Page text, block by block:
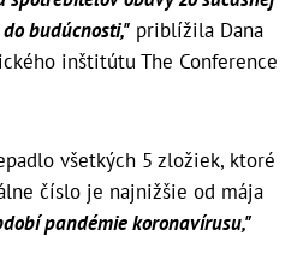
budúcnosti," priblížila Dana
inštitútu The Conference
všetkých 5 zložiek, ktoré
číslo je najnižšie od mája
pandémie koronavírusu,"